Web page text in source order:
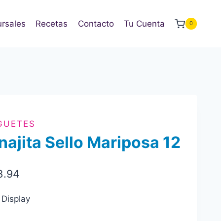
Recetas Contacto Tu Cuenta 0
Sello Mariposa 12